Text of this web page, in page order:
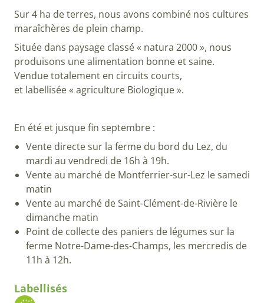
Sur 4 ha de terres, nous avons combiné nos cultures
maraîchères de plein champ.
Située dans paysage classé « natura 2000 », nous
produisons une alimentation bonne et saine.
Vendue totalement en circuits courts,
et labellisée « agriculture Biologique ».
En été et jusque fin septembre :
Vente directe sur la ferme du bord du Lez, du
mardi au vendredi de 16h à 19h.
Vente au marché de Montferrier-sur-Lez le samedi
matin
Vente au marché de Saint-Clément-de-Rivière le
dimanche matin
Point de collecte des paniers de légumes sur la
ferme Notre-Dame-des-Champs, les mercredis de
11h à 12h.
Labellisés